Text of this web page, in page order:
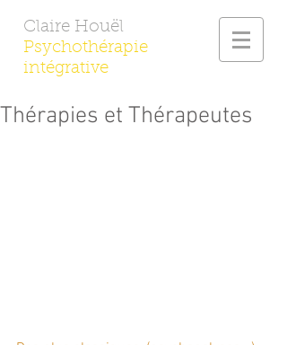
Claire Houël
Psychothérapie
intégrative
Thérapies et Thérapeutes